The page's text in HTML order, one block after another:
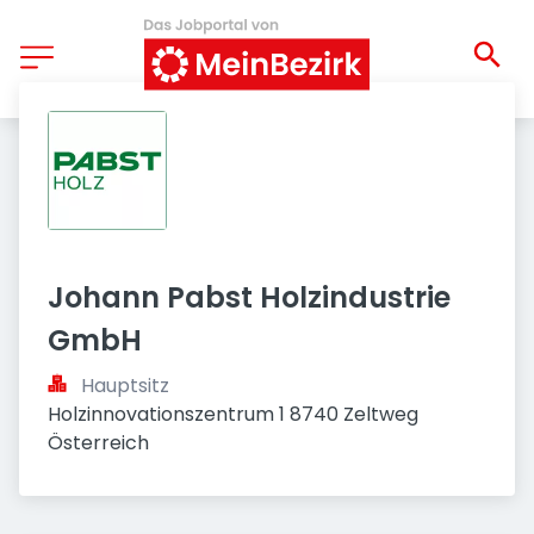
Johann Pabst Holzindustrie
GmbH
Hauptsitz
Holzinnovationszentrum 1 8740 Zeltweg
Österreich